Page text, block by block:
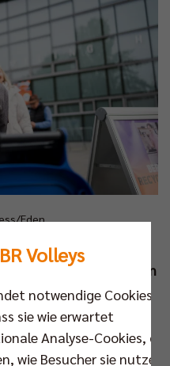
Eden
Recycling möchten in
Aktionen
gab es bereits beim
am 12.
Volleys
notwendige Cookies,
sie wie erwartet
Analyse-Cookies, die
wie Besucher sie nutzen,